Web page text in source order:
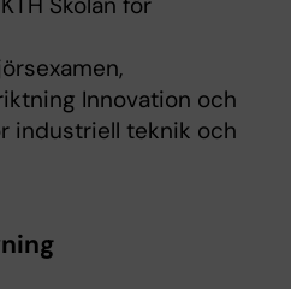
Innovation och
industriell teknik och